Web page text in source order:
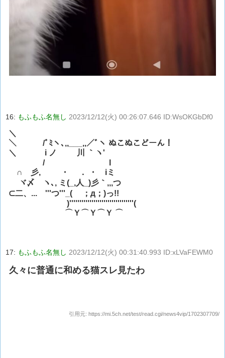
16: もふもふ名無し 2023/12/12(火) 00:26:07.646 ID:WsOKGbDf0
＼
＼ /ﾞﾐヽ､,,___,,／ﾞヽ ぬこぬこどーん！
＼ i ノ 川 ｀ヽ'
/ l
∩ 彡, ・ ． ・ iミ
ヾ〆 ヽ､, ミ(_,人_)彡｀,,,つ
⊂二、... '''つ'''_( ；д；)っ!!
)''''''''''''''''''''''''''''''''(
⌒Ｙ⌒Ｙ⌒Ｙ ⌒
17: もふもふ名無し 2023/12/12(火) 00:31:40.993 ID:xLVaFEWM0
久々に普通に和める猫スレ見たわ
引用元: https://mi.5ch.net/test/read.cgi/news4vip/1702307709/